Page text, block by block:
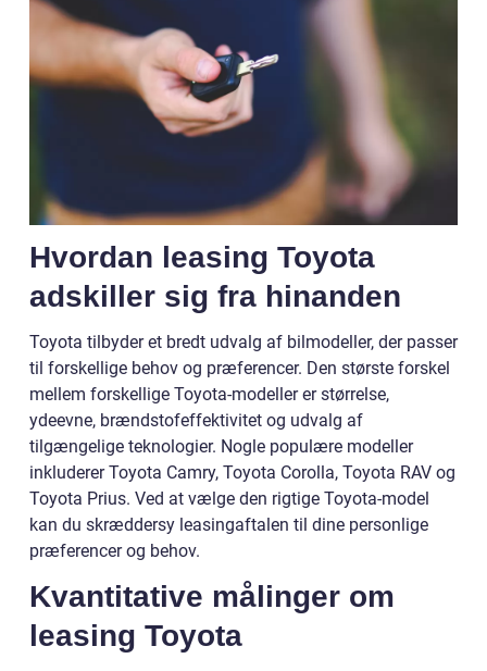
Hvordan leasing Toyota
adskiller sig fra hinanden
Toyota tilbyder et bredt udvalg af bilmodeller, der passer
til forskellige behov og præferencer. Den største forskel
mellem forskellige Toyota-modeller er størrelse,
ydeevne, brændstofeffektivitet og udvalg af
tilgængelige teknologier. Nogle populære modeller
inkluderer Toyota Camry, Toyota Corolla, Toyota RAV og
Toyota Prius. Ved at vælge den rigtige Toyota-model
kan du skræddersy leasingaftalen til dine personlige
præferencer og behov.
Kvantitative målinger om
leasing Toyota